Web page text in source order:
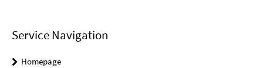
Service Navigation
Homepage